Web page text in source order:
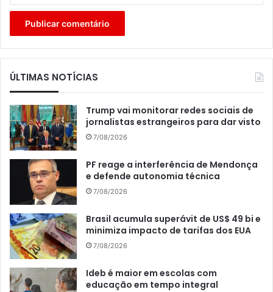
ÚLTIMAS NOTÍCIAS
Trump vai monitorar redes sociais de
jornalistas estrangeiros para dar visto
7/08/2026
PF reage a interferência de Mendonça
e defende autonomia técnica
7/08/2026
Brasil acumula superávit de US$ 49 bi e
minimiza impacto de tarifas dos EUA
7/08/2026
Ideb é maior em escolas com
educação em tempo integral